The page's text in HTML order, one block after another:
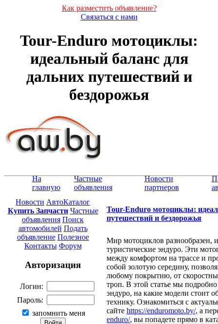
Как разместить объявление?
Связаться с нами
Tour-Enduro мотоциклы:
идеальный баланс для
дальних путешествий и
бездорожья
На
главную
Частные
объявления
Новости
партнеров
Новости АвтоКаталог
Купить Запчасти Частные
объявления Поиск
автомобилей Подать
объявление Полезное
Контакты Форум
Авторизация
Логин:
Пароль:
запомнить меня
Tour-Enduro мотоциклы:
путешествий и бездорожья
Мир мотоциклов разнообразен,
туристические эндуро. Эти
между комфортом на трассе и
собой золотую середину,
любому покрытию, от
троп. В этой статье мы
эндуро, на какие модели стоит
технику. Ознакомиться с
сайте https://enduromoto.by/, а
enduro/, вы попадете прямо в